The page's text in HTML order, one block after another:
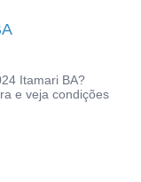
Itamari BA?
e veja condições